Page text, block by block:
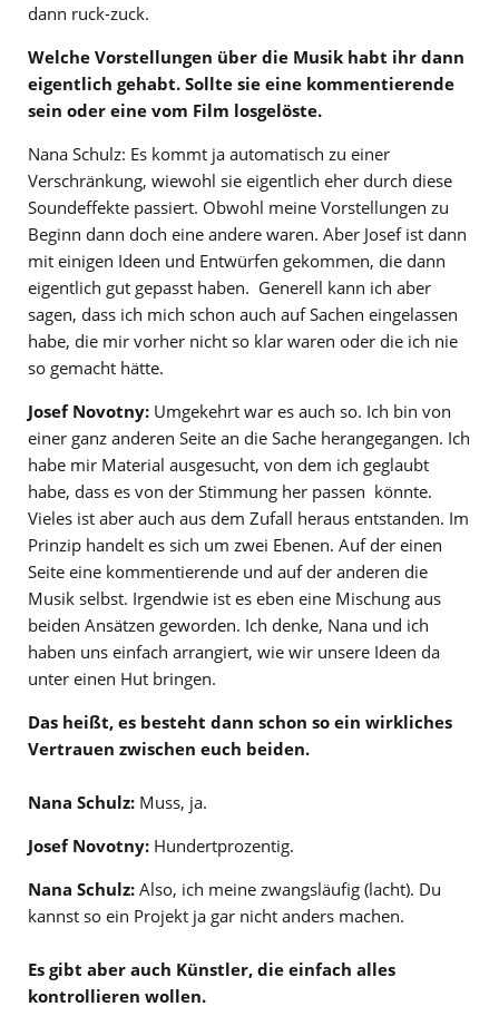
dann ruck-zuck.
Welche Vorstellungen über die Musik habt ihr dann
eigentlich gehabt. Sollte sie eine kommentierende
sein oder eine vom Film losgelöste.
Nana Schulz: Es kommt ja automatisch zu einer
Verschränkung, wiewohl sie eigentlich eher durch diese
Soundeffekte passiert. Obwohl meine Vorstellungen zu
Beginn dann doch eine andere waren. Aber Josef ist dann
mit einigen Ideen und Entwürfen gekommen, die dann
eigentlich gut gepasst haben. Generell kann ich aber
sagen, dass ich mich schon auch auf Sachen eingelassen
habe, die mir vorher nicht so klar waren oder die ich nie
so gemacht hätte.
Josef Novotny: Umgekehrt war es auch so. Ich bin von
einer ganz anderen Seite an die Sache herangegangen. Ich
habe mir Material ausgesucht, von dem ich geglaubt
habe, dass es von der Stimmung her passen könnte.
Vieles ist aber auch aus dem Zufall heraus entstanden. Im
Prinzip handelt es sich um zwei Ebenen. Auf der einen
Seite eine kommentierende und auf der anderen die
Musik selbst. Irgendwie ist es eben eine Mischung aus
beiden Ansätzen geworden. Ich denke, Nana und ich
haben uns einfach arrangiert, wie wir unsere Ideen da
unter einen Hut bringen.
Das heißt, es besteht dann schon so ein wirkliches
Vertrauen zwischen euch beiden.
Nana Schulz: Muss, ja.
Josef Novotny: Hundertprozentig.
Nana Schulz: Also, ich meine zwangsläufig (lacht). Du
kannst so ein Projekt ja gar nicht anders machen.
Es gibt aber auch Künstler, die einfach alles
kontrollieren wollen.